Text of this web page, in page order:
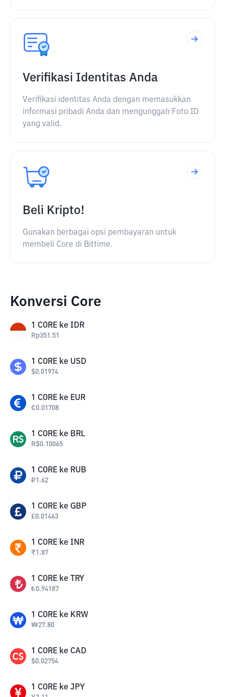
Verifikasi Identitas Anda
Verifikasi identitas Anda dengan memasukkan
informasi pribadi Anda dan mengunggah Foto ID
yang valid.
Beli Kripto!
Gunakan berbagai opsi pembayaran untuk
membeli Core di Bittime.
Konversi Core
1 CORE ke IDR
Rp351.51
1 CORE ke USD
$0.01974
1 CORE ke EUR
€0.01708
1 CORE ke BRL
R$0.10065
1 CORE ke RUB
₽1.62
1 CORE ke GBP
£0.01463
1 CORE ke INR
₹1.87
1 CORE ke TRY
₺0.94187
1 CORE ke KRW
₩27.80
1 CORE ke CAD
$0.02754
1 CORE ke JPY